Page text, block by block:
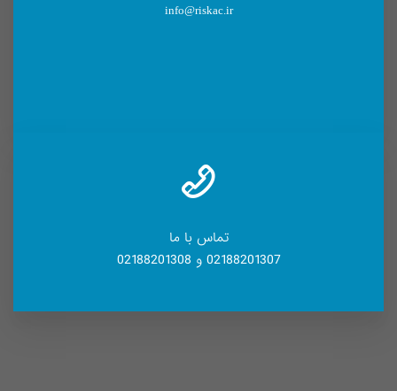
info@riskac.ir
تماس با ما
02188201307 و 02188201308